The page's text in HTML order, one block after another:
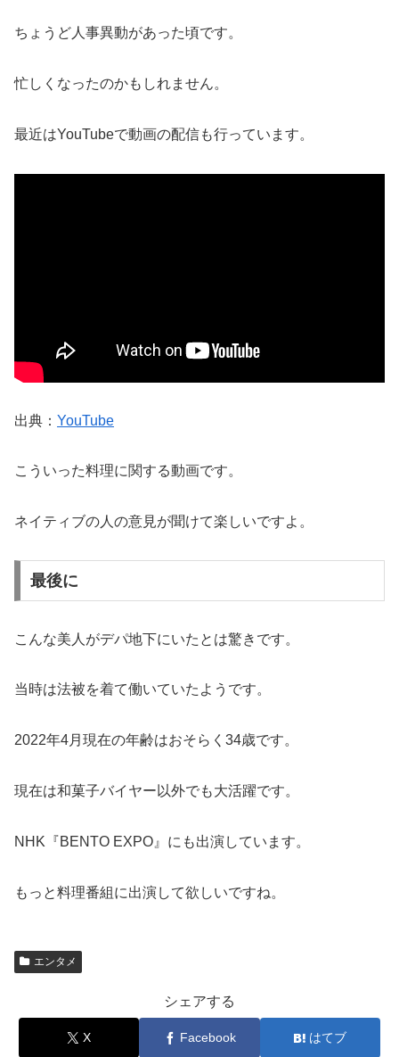
ちょうど人事異動があった頃です。
忙しくなったのかもしれません。
最近はYouTubeで動画の配信も行っています。
出典： YouTube
こういった料理に関する動画です。
ネイティブの人の意見が聞けて楽しいですよ。
最後に
こんな美人がデパ地下にいたとは驚きです。
当時は法被を着て働いていたようです。
2022年4月現在の年齢はおそらく34歳です。
現在は和菓子バイヤー以外でも大活躍です。
NHK『BENTO EXPO』にも出演しています。
もっと料理番組に出演して欲しいですね。
エンタメ
シェアする
X Facebook はてブ